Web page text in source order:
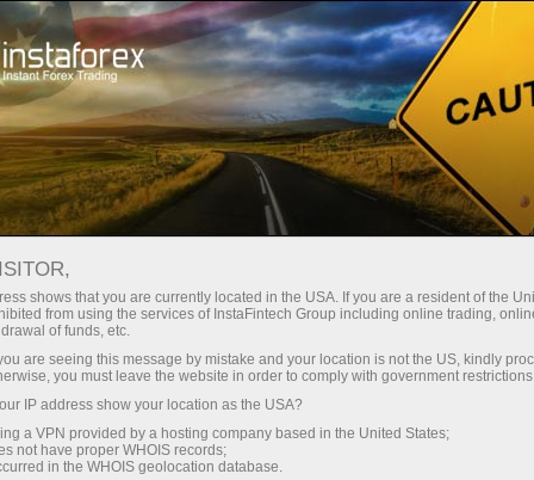
مع إنستا فوركس، يمكنك الوصول إلى
إلى 1:5000، وبعض من أفضل فروق
الأسعار والعمولات في السوق، وظروف
مواتية لتداول الأسهم والمؤشرات
صغير الحجم
30% مكافأة
لكل إيداع
سرعة
في التجارة وعلى الطريق السريع
shows that you are currently located in the USA. If you are a resident of the
from using the services of InstaFintech Group including online trading,
of funds, etc.
are seeing this message by mistake and your location is not the US, kindly
you must leave the website in order to comply with government
IP address show your location as the USA?
a VPN provided by a hosting company based in the United States;
not have proper WHOIS records;
in the WHOIS geolocation database.